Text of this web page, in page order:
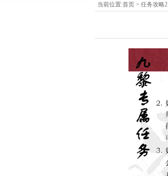
当前位置:首页 > 任务攻略2